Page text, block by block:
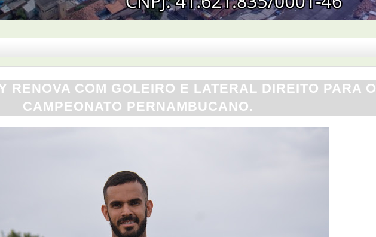
RENOVA COM GOLEIRO E LATERAL DIREITO PARA O
CAMPEONATO PERNAMBUCANO.